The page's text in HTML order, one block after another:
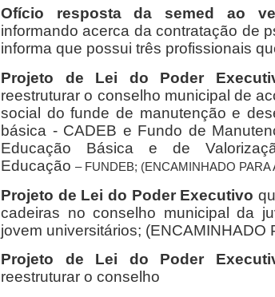
Ofício resposta da semed ao
informando acerca da contratação de
informa que possui três profissionais
Projeto de Lei do Poder
reestruturar o conselho municipal de
social do funde de manutenção e
básica - CADEB e Fundo de
Educação Básica e de
Educação – FUNDEB; (ENCAMINHADO PARA
Projeto de Lei do Poder Executivo
cadeiras no conselho municipal da
jovem universitários; (ENCAMINHADO
Projeto de Lei do Poder
reestruturar o conselho